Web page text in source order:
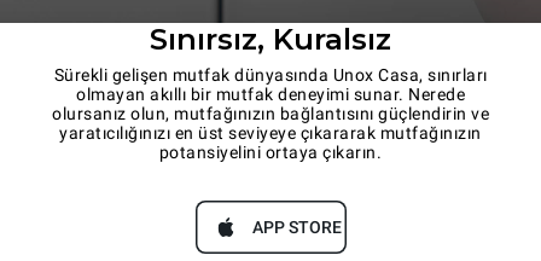
Sınırsız, Kuralsız
Sürekli gelişen mutfak dünyasında Unox Casa, sınırları
olmayan akıllı bir mutfak deneyimi sunar. Nerede
olursanız olun, mutfağınızın bağlantısını güçlendirin ve
yaratıcılığınızı en üst seviyeye çıkararak mutfağınızın
potansiyelini ortaya çıkarın.
APP STORE